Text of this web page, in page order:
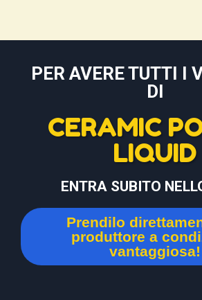
PER AVERE TUTTI I
DI
CERAMIC
LIQUID
ENTRA SUBITO
Prendilo
produttore a
vantaggiosa!